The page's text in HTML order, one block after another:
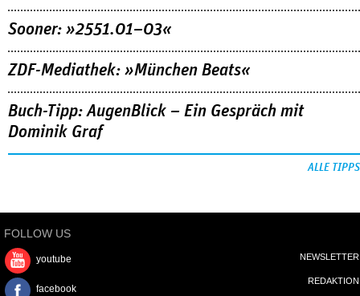
Sooner: »2551.01–03«
ZDF-Mediathek: »München Beats«
Buch-Tipp: AugenBlick – Ein Gespräch mit
Dominik Graf
ALLE TIPPS
FOLLOW US
youtube
facebook
NEWSLETTER
REDAKTION